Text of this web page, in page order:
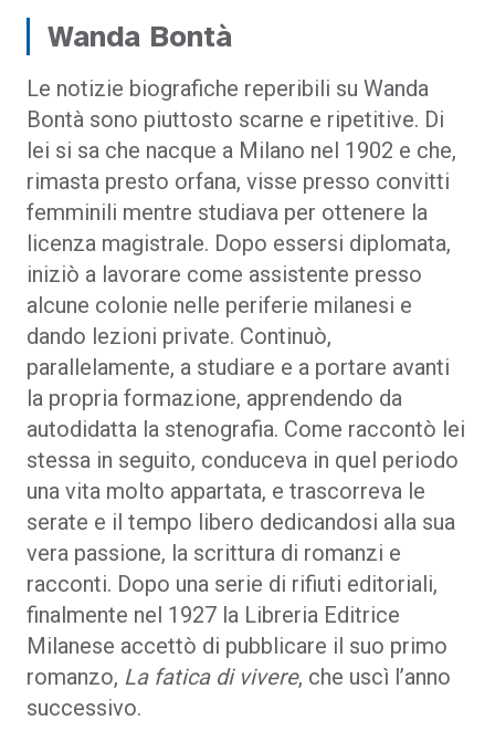
Wanda Bontà
Le notizie biografiche reperibili su Wanda
Bontà sono piuttosto scarne e ripetitive. Di
lei si sa che nacque a Milano nel 1902 e che,
rimasta presto orfana, visse presso convitti
femminili mentre studiava per ottenere la
licenza magistrale. Dopo essersi diplomata,
iniziò a lavorare come assistente presso
alcune colonie nelle periferie milanesi e
dando lezioni private. Continuò,
parallelamente, a studiare e a portare avanti
la propria formazione, apprendendo da
autodidatta la stenografia. Come raccontò lei
stessa in seguito, conduceva in quel periodo
una vita molto appartata, e trascorreva le
serate e il tempo libero dedicandosi alla sua
vera passione, la scrittura di romanzi e
racconti. Dopo una serie di rifiuti editoriali,
finalmente nel 1927 la Libreria Editrice
Milanese accettò di pubblicare il suo primo
romanzo, La fatica di vivere, che uscì l’anno
successivo.